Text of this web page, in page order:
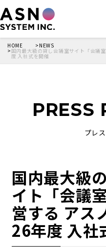
HOME NEWS
国内最大級の貸し会議室サイト「会議
度 入社式を開催
PRESS
プレ
国内最大級
イト「会議
営する アス
26年度 入社